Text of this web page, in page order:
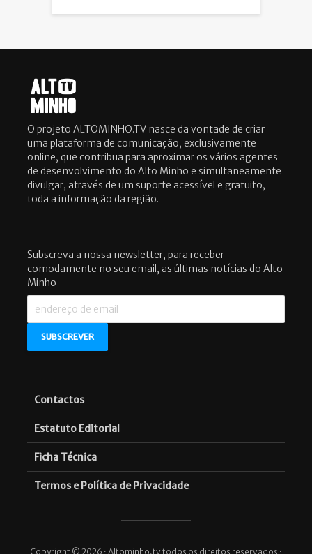
O projeto ALTOMINHO.TV nasce da vontade de criar
uma plataforma de comunicação, exclusivamente
online, que contribua para aproximar os vários agentes
de desenvolvimento do Alto Minho e simultaneamente
divulgar, através de um suporte acessível e gratuito,
toda a informação da região.
Subscreva a nossa newsletter, para receber
comodamente no seu email, as últimas notícias do Alto
Minho
Contactos
Estatuto Editorial
Ficha Técnica
Termos e Política de Privacidade
Copyright © 2026 · Altominho.tv todos os direitos reservados ·